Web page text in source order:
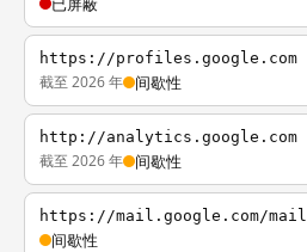
https://profiles.google.com
截至 2026 年 间歇性
http://analytics.google.com
截至 2026 年 间歇性
https://mail.google.com/mail
间歇性